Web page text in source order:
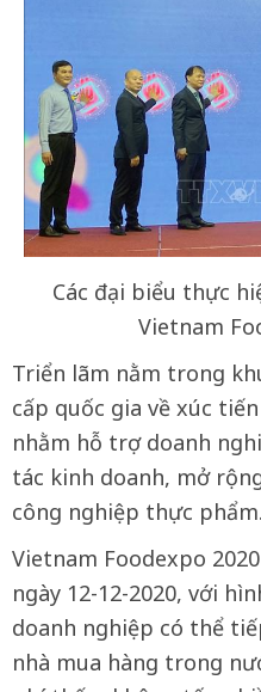
Các đại biểu thực
Vietnam
Triển lãm nằm trong
cấp quốc gia về xúc
nhằm hỗ trợ doanh
tác kinh doanh, mở
công nghiệp thực phẩm.
Vietnam Foodexpo
ngày 12-12-2020, với
doanh nghiệp có thể
nhà mua hàng trong